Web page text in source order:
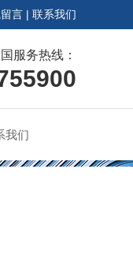
言 | 联系我们
服务热线：
我们